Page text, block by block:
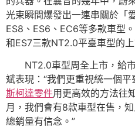
光束瞬間爆發出一連串關於「
ES8、ES6、EC6等多款車型
和ES7三款NT2.0平臺車型的上
NT2.0車型周全上市，給
斌表現：“我們更重視統一個
斯柯達零件用更高效的方法往
月，我們會有8款車型在售，
總銷量有信念。”